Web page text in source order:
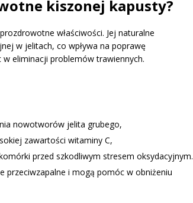
kiszonej kapusty?
właściwości. Jej naturalne
w jelitach, co wpływa na poprawę
eliminacji problemów trawiennych.
nowotworów jelita grubego,
zawartości witaminy C,
przed szkodliwym stresem oksydacyjnym.
przeciwzapalne i mogą pomóc w obniżeniu